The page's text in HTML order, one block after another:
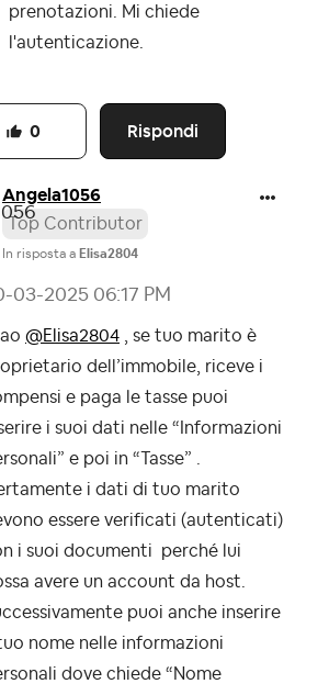
prenotazioni. Mi chiede
l'autenticazione.
Rispondi
0
Angela1056
Top Contributor
In risposta a Elisa2804
03-2025 06:17 PM
@Elisa2804 , se tuo marito è
dell’immobile, riceve i
e paga le tasse puoi
i suoi dati nelle “Informazioni
e poi in “Tasse” .
i dati di tuo marito
essere verificati (autenticati)
i suoi documenti perché lui
avere un account da host.
puoi anche inserire
nome nelle informazioni
dove chiede “Nome